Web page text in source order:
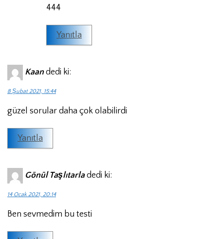
444
Yanıtla
Kaan dedi ki:
8 Şubat 2021, 15:44
güzel sorular daha çok olabilirdi
Yanıtla
Gönül Taşlıtarla dedi ki:
14 Ocak 2021, 20:14
Ben sevmedim bu testi